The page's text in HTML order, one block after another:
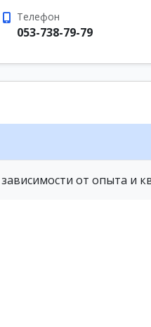
Телефон
053-738-79-79
от опыта и